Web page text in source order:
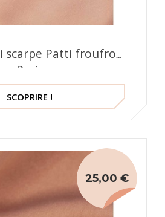
scarpe Patti froufrouz
Paris
SCOPRIRE !
25,00 €